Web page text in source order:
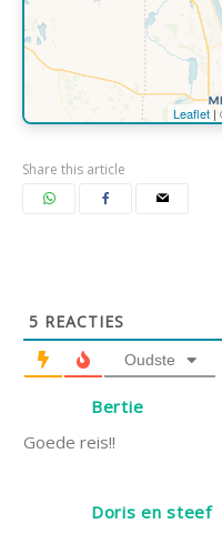
Leaflet|
Share this article
5 REACTIES
Oudste
Bertie
Goede reis!!
Doris en steef